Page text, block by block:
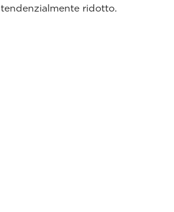
tendenzialmente ridotto.